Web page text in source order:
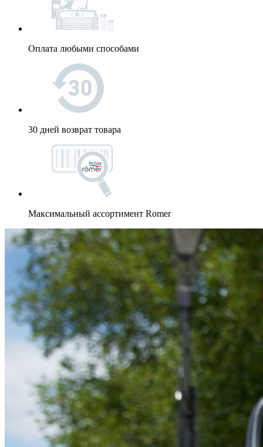
Оплата любыми способами
30 дней возврат товара
Максимальный ассортимент Romer